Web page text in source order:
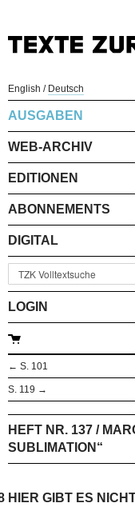
English / Deutsch
AUSGABEN
WEB-ARCHIV
EDITIONEN
ABONNEMENTS
DIGITAL
LOGIN
← S. 101
S. 119 →
HEFT NR. 137 /
SUBLIMATION“
HIER GIBT ES